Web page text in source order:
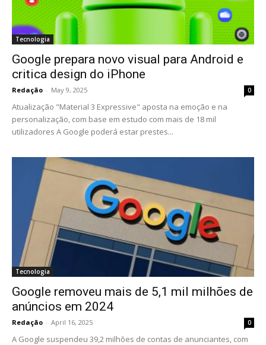
Tecnologia
Google prepara novo visual para Android e
critica design do iPhone
Redação - May 9, 2025 0
Atualização "Material 3 Expressive" aposta na emoção e na
personalização, com base em estudo com mais de 18 mil
utilizadores A Google poderá estar prestes...
Tecnologia
Google removeu mais de 5,1 mil milhões de
anúncios em 2024
Redação - April 16, 2025 0
A Google suspendeu 39,2 milhões de contas de anunciantes, com